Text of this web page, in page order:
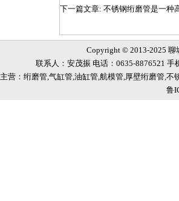
下一篇文章: 不锈钢绗磨管是一种
Copyright © 2013-2025 聊
联系人：安茂振 电话：0635-8876521
主营：绗磨管,气缸管,油缸管,航模管,厚壁绗磨管,
鲁